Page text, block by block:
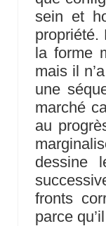
sein et
propriété.
la forme
mais il
une
marché
au
dessine
fronts
parce